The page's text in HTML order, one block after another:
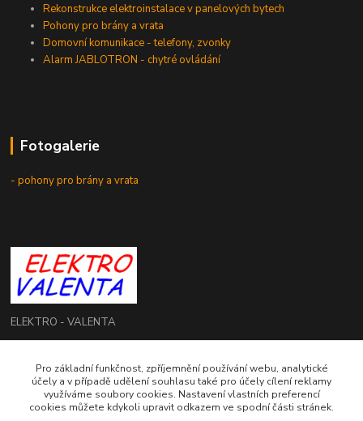
Rekonstrukce elektroinstalace v panelových bytech
Pohony pro brány a vrata
Domovní komunikace - telefony, zvonky
Alarm JABLOTRON - chytré ovládání
Fotogalerie
- pohony pro brány a vrata
ELEKTRO - VALENTA
+420 774 207 980
Po - Pá: 8.00 - 16.00 hod.
Pro základní funkčnost, zpříjemnění používání webu, analytické
účely a v případě udělení souhlasu také pro účely cílení reklamy
využíváme soubory cookies. Nastavení vlastních preferencí
cookies můžete kdykoli upravit odkazem ve spodní části stránek.